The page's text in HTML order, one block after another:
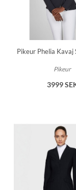
Pikeur Phelia Kavaj
Pikeur
3999